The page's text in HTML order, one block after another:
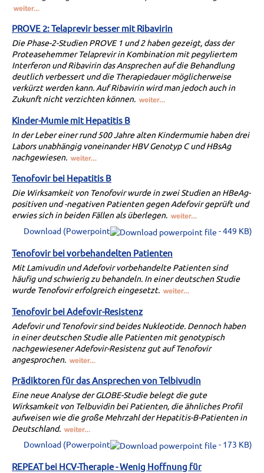
PROVE 2: Telaprevir besser mit Ribavirin
Die Phase-2-Studien PROVE 1 und 2 haben gezeigt, dass der
Proteasehemmer Telaprevir in Kombination mit pegyliertem
Interferon und Ribavirin das Ansprechen auf die Behandlung
deutlich verbessert und die Therapiedauer möglicherweise
verkürzt werden kann. Auf Ribavirin wird man jedoch auch in
Zukunft nicht verzichten können.
Kinder-Mumie mit Hepatitis B
In der Leber einer rund 500 Jahre alten Kindermumie haben drei
Labors unabhängig voneinander HBV Genotyp C und HBsAg
nachgewiesen.
Tenofovir bei Hepatitis B
Die Wirksamkeit von Tenofovir wurde in zwei Studien an HBeAg-
positiven und -negativen Patienten gegen Adefovir geprüft und
erwies sich in beiden Fällen als überlegen.
Download (Powerpoint
- 449 KB)
Tenofovir bei vorbehandelten Patienten
Mit Lamivudin und Adefovir vorbehandelte Patienten sind
häufig und schwierig zu behandeln. In einer deutschen Studie
wurde Tenofovir erfolgreich eingesetzt.
Tenofovir bei Adefovir-Resistenz
Adefovir und Tenofovir sind beides Nukleotide. Dennoch haben
in einer deutschen Studie alle Patienten mit genotypisch
nachgewiesener Adefovir-Resistenz gut auf Tenofovir
angesprochen.
Prädiktoren für das Ansprechen von Telbivudin
Eine neue Analyse der GLOBE-Studie belegt die gute
Wirksamkeit von Telbuvidin bei Patienten, die ähnliches Profil
aufweisen wie die große Mehrzahl der Hepatitis-B-Patienten in
Deutschland.
Download (Powerpoint
- 173 KB)
REPEAT bei HCV-Therapie - Wenig Hoffnung für